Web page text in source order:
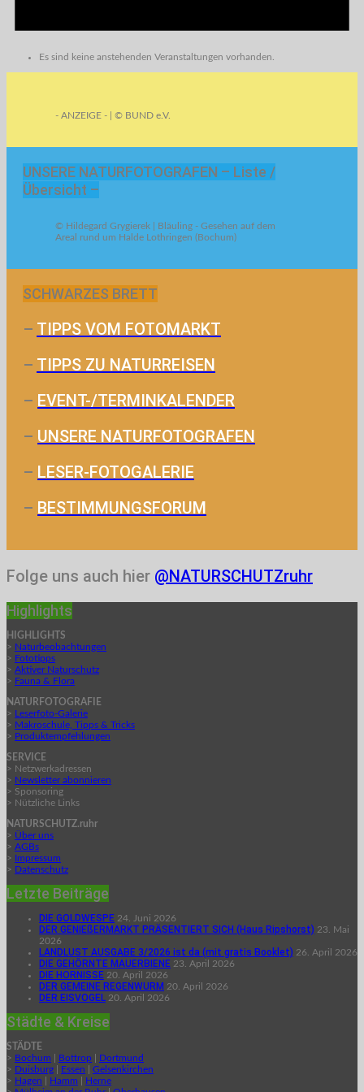
Es sind keine anstehenden Veranstaltungen vorhanden.
- ANZEIGE - | © BUND e.V.
UNSERE NATURFOTOGRAFEN – Liste /
Übersicht –
© Hildegard Grygierek | Bläuling - Gesehen auf dem
Areal rund um Halde Lothringen (Bochum)
SCHWARZES BRETT
– TIPPS VOM FOTOMARKT
– TIPPS ZU NATURREISEN
– EVENT-/TERMINKALENDER
– UNSERE NATURFOTOGRAFEN
– LESER-FOTOGALERIE
– BESTIMMUNGSFORUM
Folge uns auch hier @NATURSCHUTZruhr
Highlights
HIGHLIGHTS
> Naturbeobachtungen
> Fototipps
> Aktiver Naturschutz
> Fauna & Flora
NATURFOTOGRAFIE
> Leserfoto-Galerie
> Makroschule, Tipps & Tricks
> Produktempfehlungen
SERVICE
> Netzwerkadressen
> Newsletter abonnieren
> Sponsoring
> Nützliche Links
NATURSCHUTZ.ruhr
> Über uns
> AGBs
> Impressum
> Datenschutz
Letzte Beiträge
DIE GOLDWESPE 24. Juni 2026
DER GENIEßERMARKT PRÄSENTIERT SICH (Haus Ripshorst) 23. Mai
2026
LANDLUST AUSGABE 3/2026 ist da (mit gratis Booklet) 26. April 2026
DIE GEHÖRNTE MAUERBIENE 23. April 2026
DIE HORNISSE 20. April 2026
DER GEMEINE REGENWURM 20. April 2026
DER EISVOGEL 20. April 2026
Städte & Kreise
STÄDTE
> Bochum Bottrop
Dortmund
> Duisburg Essen
Gelsenkirchen
> Hagen Hamm
Herne